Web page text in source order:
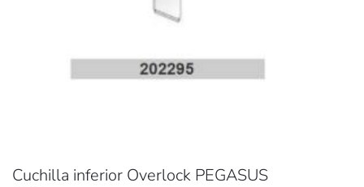
Cuchilla inferior Overlock PEGASUS